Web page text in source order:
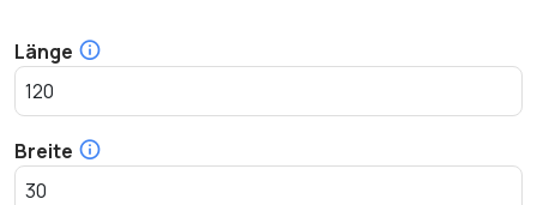
Länge
Breite